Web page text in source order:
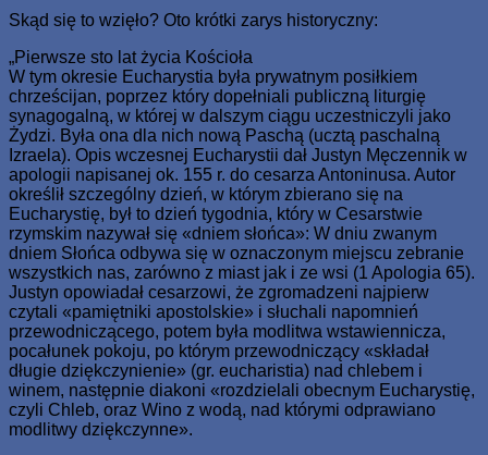
Skąd się to wzięło? Oto krótki zarys historyczny:
„Pierwsze sto lat życia Kościoła
W tym okresie Eucharystia była prywatnym posiłkiem
chrześcijan, poprzez który dopełniali publiczną liturgię
synagogalną, w której w dalszym ciągu uczestniczyli jako
Żydzi. Była ona dla nich nową Paschą (ucztą paschalną
Izraela). Opis wczesnej Eucharystii dał Justyn Męczennik w
apologii napisanej ok. 155 r. do cesarza Antoninusa. Autor
określił szczególny dzień, w którym zbierano się na
Eucharystię, był to dzień tygodnia, który w Cesarstwie
rzymskim nazywał się «dniem słońca»: W dniu zwanym
dniem Słońca odbywa się w oznaczonym miejscu zebranie
wszystkich nas, zarówno z miast jak i ze wsi (1 Apologia 65).
Justyn opowiadał cesarzowi, że zgromadzeni najpierw
czytali «pamiętniki apostolskie» i słuchali napomnień
przewodniczącego, potem była modlitwa wstawiennicza,
pocałunek pokoju, po którym przewodniczący «składał
długie dziękczynienie» (gr. eucharistia) nad chlebem i
winem, następnie diakoni «rozdzielali obecnym Eucharystię,
czyli Chleb, oraz Wino z wodą, nad którymi odprawiano
modlitwy dziękczynne».